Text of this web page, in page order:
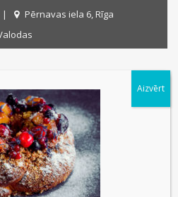
|
Pērnavas iela 6, Rīga
Aizvērt